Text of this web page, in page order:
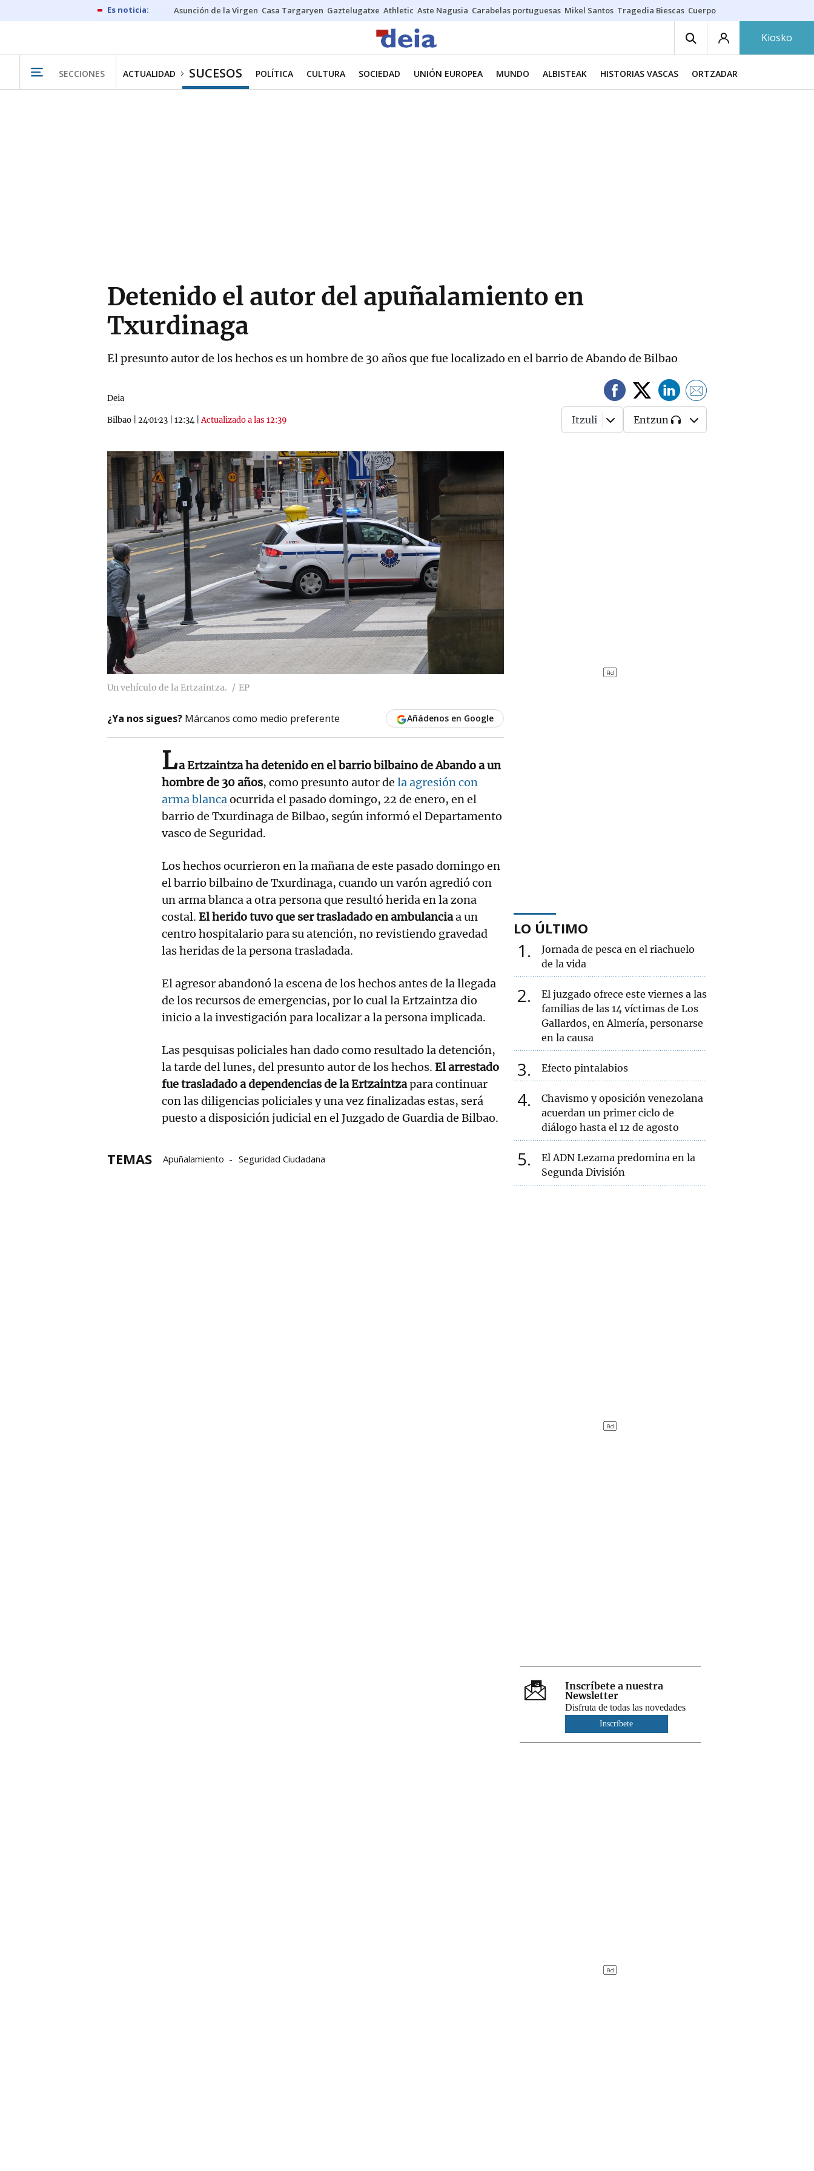
Asunción de la Virgen Casa Targaryen Gaztelugatxe Athletic Aste Nagusia Carabelas portuguesas Mikel Santos Tragedia Biescas Cuerpo ría
Kiosko
SECCIONES ACTUALIDAD SUCESOS POLÍTICA CULTURA SOCIEDAD UNIÓN EUROPEA MUNDO ALBISTEAK HISTORIAS VASCAS ORTZADAR
Detenido el autor del apuñalamiento en
Txurdinaga
El presunto autor de los hechos es un hombre de 30 años que fue localizado en el barrio de Abando de Bilbao
Deia
Bilbao 24·01·23 12:34 |Actualizado a las 12:39 Itzuli Entzun
Un vehículo de la Ertzaintza. EP
¿Ya nos sigues? Márcanos como medio preferente Añádenos en Google
La Ertzaintza ha detenido en el barrio bilbaino de Abando a un
hombre de 30 años, como presunto autor de la agresión con
arma blancaocurrida el pasado domingo, 22 de enero, en el
barrio de Txurdinaga de Bilbao, según informó el Departamento
vasco de Seguridad.
Los hechos ocurrieron en la mañana de este pasado domingo en
el barrio bilbaino de Txurdinaga, cuando un varón agredió con
un arma blanca a otra persona que resultó herida en la zona
costal. El herido tuvo que ser trasladado en ambulanciaa un
centro hospitalario para su atención, no revistiendo gravedad
las heridas de la persona trasladada.
El agresor abandonó la escena de los hechos antes de la llegada
de los recursos de emergencias, por lo cual la Ertzaintza dio
inicio a la investigación para localizar a la persona implicada.
Las pesquisas policiales han dado como resultado la detención,
la tarde del lunes, del presunto autor de los hechos. El arrestado
fue trasladado a dependencias de la Ertzaintzapara continuar
con las diligencias policiales y una vez finalizadas estas, será
puesto a disposición judicial en el Juzgado de Guardia de Bilbao.
TEMAS Apuñalamiento Seguridad Ciudadana
LO ÚLTIMO
1
Jornada de pesca en el riachuelo
de la vida
2
El juzgado ofrece este viernes a las
familias de las 14 víctimas de Los
Gallardos, en Almería, personarse
en la causa
3 Efecto pintalabios
4
Chavismo y oposición venezolana
acuerdan un primer ciclo de
diálogo hasta el 12 de agosto
5
El ADN Lezama predomina en la
Segunda División
Inscríbete a nuestra
Newsletter
Disfruta de todas las novedades
Inscríbete